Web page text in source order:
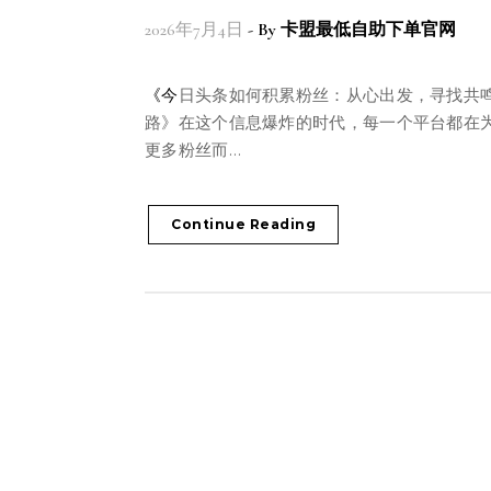
2026年7月4日 - By 卡盟最低自助下单官网
《今日头条如何积累粉丝：从心出发，寻找共鸣之
路》在这个信息爆炸的时代，每一个平台都在
更多粉丝而…
Continue Reading